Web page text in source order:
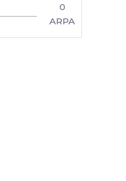
0
ARPA